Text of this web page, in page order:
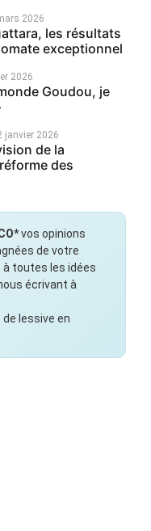
2026
les résultats
exceptionnel
2026
Goudou, je
janvier 2026
de la
des
vos opinions
de votre
toutes les idées
écrivant à
lessive en